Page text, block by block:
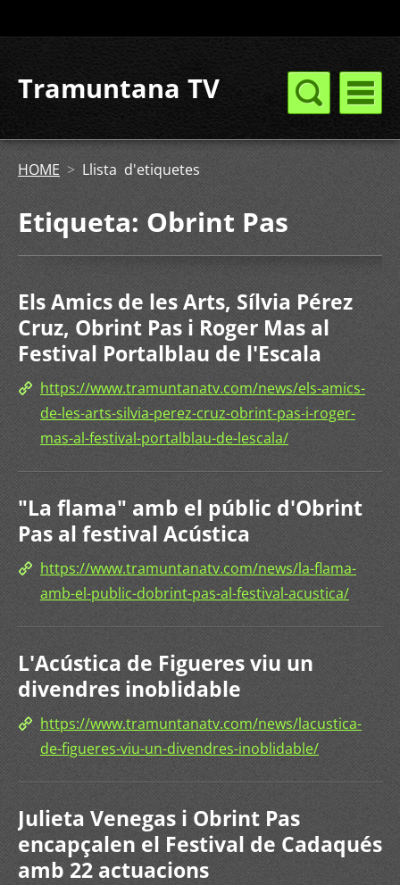
Tramuntana TV
HOME > Llista d'etiquetes
Etiqueta: Obrint Pas
Els Amics de les Arts, Sílvia Pérez
Cruz, Obrint Pas i Roger Mas al
Festival Portalblau de l'Escala
https://www.tramuntanatv.com/news/els-amics-
de-les-arts-silvia-perez-cruz-obrint-pas-i-roger-
mas-al-festival-portalblau-de-lescala/
"La flama" amb el públic d'Obrint
Pas al festival Acústica
https://www.tramuntanatv.com/news/la-flama-
amb-el-public-dobrint-pas-al-festival-acustica/
L'Acústica de Figueres viu un
divendres inoblidable
https://www.tramuntanatv.com/news/lacustica-
de-figueres-viu-un-divendres-inoblidable/
Julieta Venegas i Obrint Pas
encapçalen el Festival de Cadaqués
amb 22 actuacions